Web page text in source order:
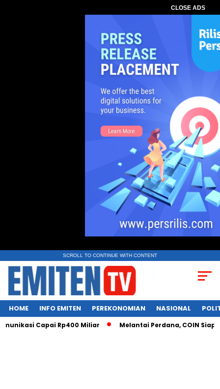
CLOSE ADS
SCROLL TO CONTINUE WITH CONTENT
HOME INFO EMITEN PEREKONOMIAN NASIONAL
Capai Rp400 Miliar Melantai Perdana, COIN Siap